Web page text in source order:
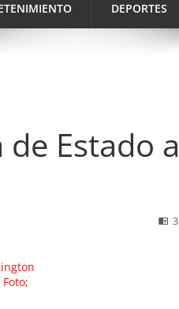
DEPORTES
Estado a